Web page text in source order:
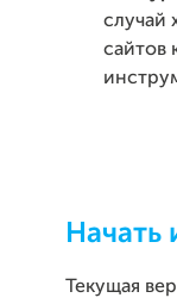
случай
сайтов
Начать
Текущая